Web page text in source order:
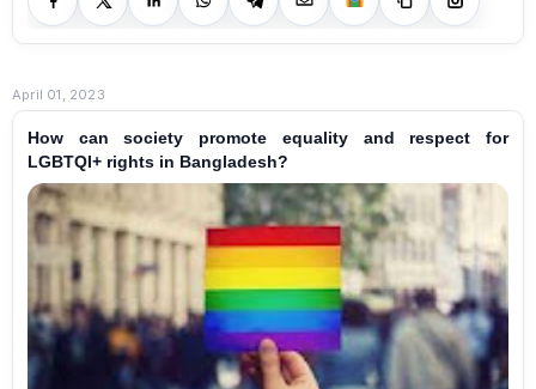
April 01, 2023
How can society promote equality and respect for
LGBTQI+ rights in Bangladesh?